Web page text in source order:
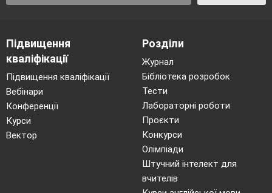
Підвищення
кваліфікації
Підвищення кваліфікації
Вебінари
Конференції
Курси
Вектор
Розділи
Журнал
Бібліотека розробок
Тести
Лабораторні роботи
Проєкти
Конкурси
Олімпіади
Штучний інтелект для
вчителів